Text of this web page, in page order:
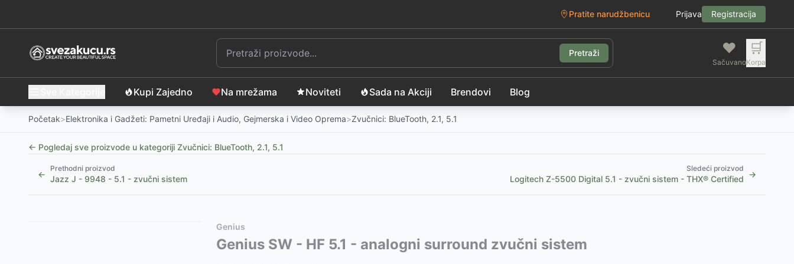
Pratite narudžbenicu Prijava Registracija
Pretraži ❤️
Sačuvano
🛒
Korpa
Kupi Zajedno Na mrežama Noviteti Sada na Akciji Brendovi Blog
Početak>Elektronika i Gadžeti: Pametni Uređaji i Audio, Gejmerska i Video Oprema>Zvučnici: BlueTooth, 2.1, 5.1
← Pogledaj sve proizvode u kategoriji Zvučnici: BlueTooth, 2.1, 5.1
←
Prethodni proizvod
Jazz J - 9948 - 5.1 - zvučni sistem
Sledeći proizvod
Logitech Z-5500 Digital 5.1 - zvučni sistem - THX® Certified →
Bluetooth zvučnik HAEGER Light Boom – Vaša prenosna party stanica-3899RSD
Ovaj proizvod nije dostupan, pogledajte slične proizvode:
Genius
Genius SW - HF 5.1 - analogni surround zvučni sistem